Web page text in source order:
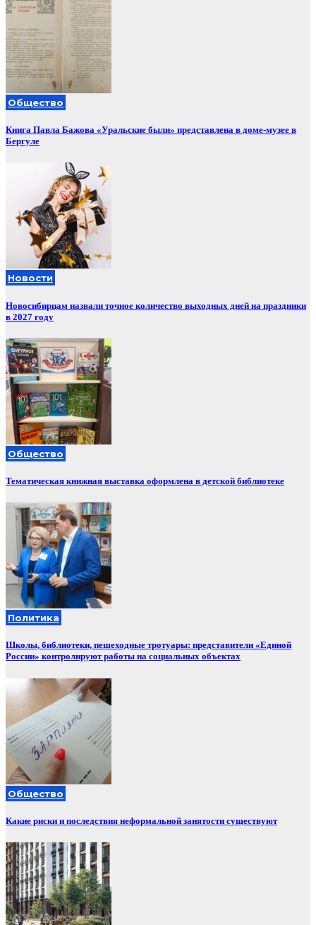
Общество
Книга Павла Бажова «Уральские были» представлена в доме-музее в
Бергуле
Новости
Новосибирцам назвали точное количество выходных дней на праздники
в 2027 году
Общество
Тематическая книжная выставка оформлена в детской библиотеке
Политика
Школы, библиотеки, пешеходные тротуары: представители «Единой
России» контролируют работы на социальных объектах
Общество
Какие риски и последствия неформальной занятости существуют